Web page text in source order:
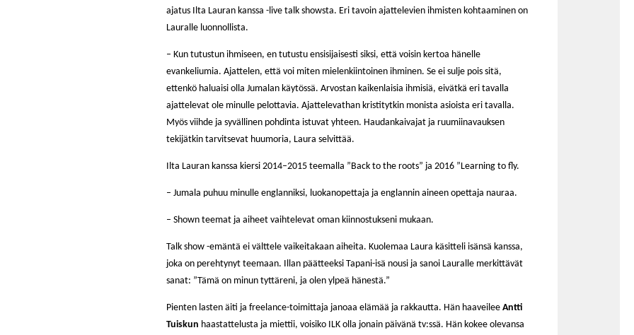
ajatus Ilta Lauran kanssa -live talk showsta. Eri tavoin ajattelevien ihmisten kohtaaminen on
Lauralle luonnollista.
– Kun tutustun ihmiseen, en tutustu ensisijaisesti siksi, että voisin kertoa hänelle
evankeliumia. Ajattelen, että voi miten mielenkiintoinen ihminen. Se ei sulje pois sitä,
ettenkö haluaisi olla Jumalan käytössä. Arvostan kaikenlaisia ihmisiä, eivätkä eri tavalla
ajattelevat ole minulle pelottavia. Ajattelevathan kristitytkin monista asioista eri tavalla.
Myös viihde ja syvällinen pohdinta istuvat yhteen. Haudankaivajat ja ruumiinavauksen
tekijätkin tarvitsevat huumoria, Laura selvittää.
Ilta Lauran kanssa kiersi 2014–2015 teemalla ”Back to the roots” ja 2016 ”Learning to fly.
– Jumala puhuu minulle englanniksi, luokanopettaja ja englannin aineen opettaja nauraa.
– Shown teemat ja aiheet vaihtelevat oman kiinnostukseni mukaan.
Talk show -emäntä ei välttele vaikeitakaan aiheita. Kuolemaa Laura käsitteli isänsä kanssa,
joka on perehtynyt teemaan. Illan päätteeksi Tapani-isä nousi ja sanoi Lauralle merkittävät
sanat: ”Tämä on minun tyttäreni, ja olen ylpeä hänestä.”
Pienten lasten äiti ja freelance-toimittaja janoaa elämää ja rakkautta. Hän haaveilee Antti
Tuiskun haastattelusta ja miettii, voisiko ILK olla jonain päivänä tv:ssä. Hän kokee olevansa